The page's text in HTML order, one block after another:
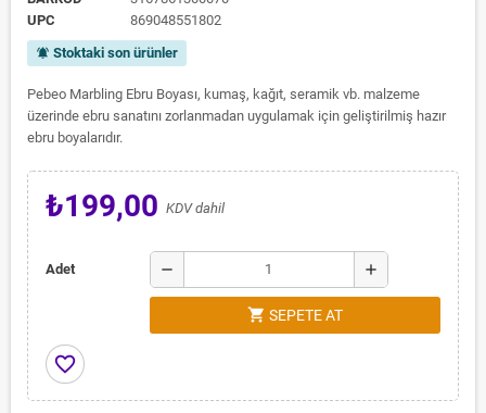
UPC
869048551802
notifications_active Stoktaki son ürünler
Pebeo Marbling Ebru Boyası, kumaş, kağıt, seramik vb. malzeme
üzerinde ebru sanatını zorlanmadan uygulamak için geliştirilmiş hazır
ebru boyalarıdır.
₺199,00 KDV dahil
Adet remove add
shopping_cart SEPETE AT
favorite_border